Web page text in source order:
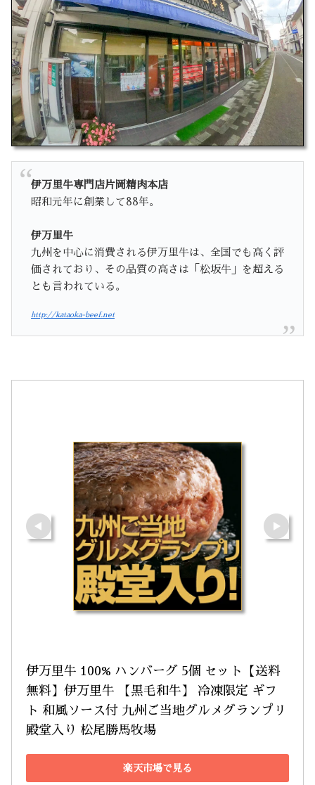
伊万里牛専門店片岡精肉本店
昭和元年に創業して88年。
伊万里牛
九州を中心に消費される伊万里牛は、全国でも高く評
価されており、その品質の高さは「松坂牛」を超える
とも言われている。
http://kataoka-beef.net
伊万里牛 100% ハンバーグ 5個 セット【送料
無料】伊万里牛 【黒毛和牛】 冷凍限定 ギフ
ト 和風ソース付 九州ご当地グルメグランプリ
殿堂入り 松尾勝馬牧場
楽天市場で見る